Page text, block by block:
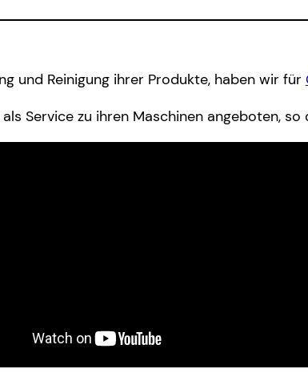
und Reinigung ihrer Produkte, haben wir für
Service zu ihren Maschinen angeboten,